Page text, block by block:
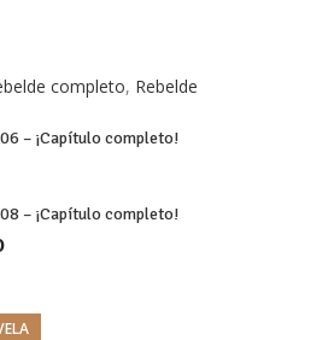
completo, Rebelde
– ¡Capítulo completo!
– ¡Capítulo completo!